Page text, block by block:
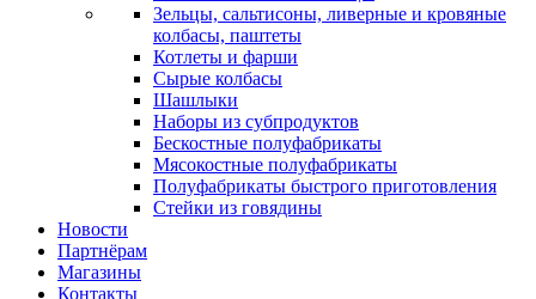
Зельцы, сальтисоны, ливерные и кровяные
колбасы, паштеты
Котлеты и фарши
Сырые колбасы
Шашлыки
Наборы из субпродуктов
Бескостные полуфабрикаты
Мясокостные полуфабрикаты
Полуфабрикаты быстрого приготовления
Стейки из говядины
Новости
Партнёрам
Магазины
Контакты